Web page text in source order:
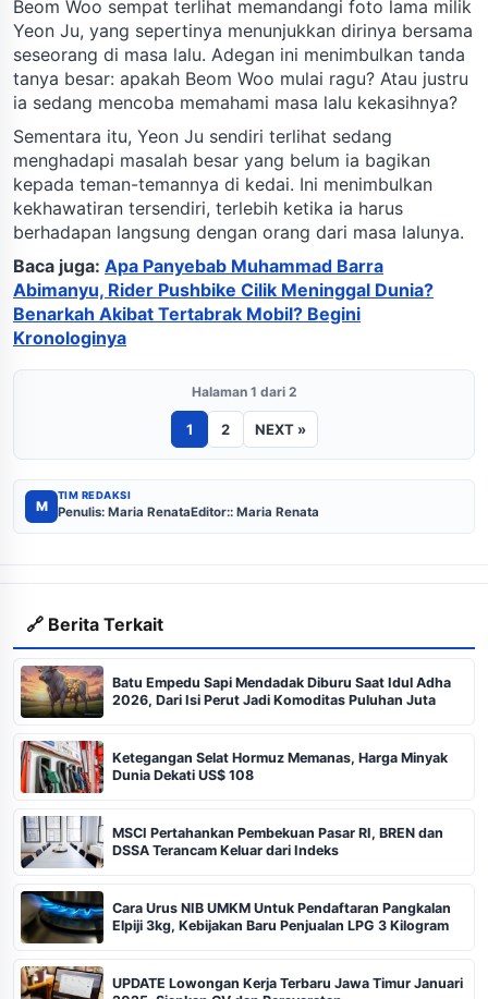
Beom Woo sempat terlihat memandangi foto lama milik
Yeon Ju, yang sepertinya menunjukkan dirinya bersama
seseorang di masa lalu. Adegan ini menimbulkan tanda
tanya besar: apakah Beom Woo mulai ragu? Atau justru
ia sedang mencoba memahami masa lalu kekasihnya?
Sementara itu, Yeon Ju sendiri terlihat sedang
menghadapi masalah besar yang belum ia bagikan
kepada teman-temannya di kedai. Ini menimbulkan
kekhawatiran tersendiri, terlebih ketika ia harus
berhadapan langsung dengan orang dari masa lalunya.
Baca juga: Apa Panyebab Muhammad Barra
Abimanyu, Rider Pushbike Cilik Meninggal Dunia?
Benarkah Akibat Tertabrak Mobil? Begini
Kronologinya
Halaman 1 dari 2
1 2 NEXT »
M
TIM REDAKSI
Penulis: Maria RenataEditor:: Maria Renata
🔗 Berita Terkait
Batu Empedu Sapi Mendadak Diburu Saat Idul Adha
2026, Dari Isi Perut Jadi Komoditas Puluhan Juta
Ketegangan Selat Hormuz Memanas, Harga Minyak
Dunia Dekati US$ 108
MSCI Pertahankan Pembekuan Pasar RI, BREN dan
DSSA Terancam Keluar dari Indeks
Cara Urus NIB UMKM Untuk Pendaftaran Pangkalan
Elpiji 3kg, Kebijakan Baru Penjualan LPG 3 Kilogram
UPDATE Lowongan Kerja Terbaru Jawa Timur Januari